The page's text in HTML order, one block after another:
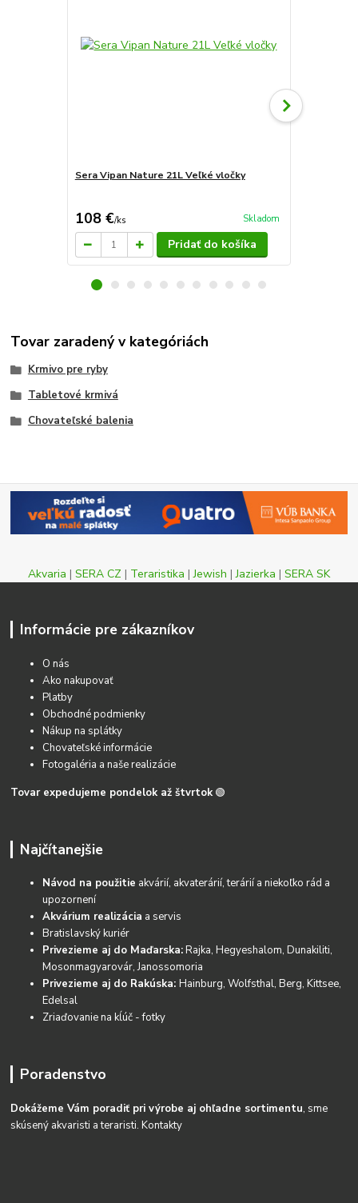
Sera Vipan Nature 21L Veľké vločky
108 €/ks Skladom
Pridať do košíka
Tovar zaradený v kategóriách
Krmivo pre ryby
Tabletové krmivá
Chovateľské balenia
Akvaria | SERA CZ | Teraristika |Jewish |Jazierka | SERA SK
Informácie pre zákazníkov
O nás
Ako nakupovať
Platby
Obchodné podmienky
Nákup na splátky
Chovateľské informácie
Fotogaléria a naše realizácie
Tovar expedujeme pondelok až štvrtok 🟢
Najčítanejšie
Návod na použitie akvárií, akvaterárií, terárií a niekoľko rád a
upozornení
Akvárium realizácia a servis
Bratislavský kuriér
Privezieme aj do Maďarska:Rajka, Hegyeshalom, Dunakiliti,
Mosonmagyarovár, Janossomoria
Privezieme aj do Rakúska:Hainburg, Wolfsthal, Berg, Kittsee,
Edelsal
Zriaďovanie na kĺúč - fotky
Poradenstvo
Dokážeme Vám poradiť pri výrobe aj ohľadne sortimentu, sme
skúsený akvaristi a teraristi.Kontakty